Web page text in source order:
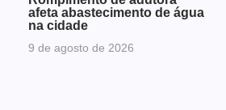
afeta abastecimento de água
na cidade
9 de agosto de 2026